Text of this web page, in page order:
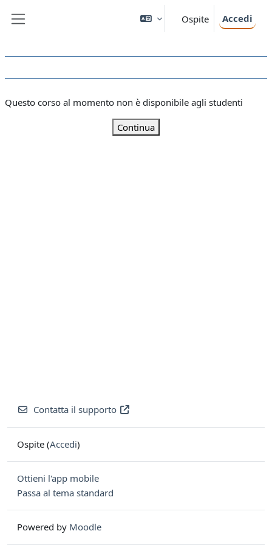
Ospite Accedi
Questo corso al momento non è disponibile agli studenti
Continua
Contatta il supporto
Ospite (Accedi)
Ottieni l'app mobile
Passa al tema standard
Powered by Moodle